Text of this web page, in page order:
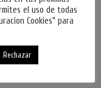
disponible solo para
Regístrate
el uso de todas
Cookies" para
Rechazar